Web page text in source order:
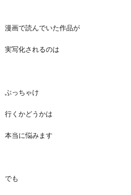
漫画で読んでいた作品が
実写化されるのは
ぶっちゃけ
行くかどうかは
本当に悩みます
でも